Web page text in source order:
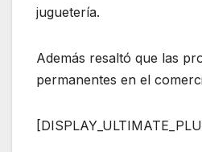
juguetería.
Además resaltó que las
permanentes en el